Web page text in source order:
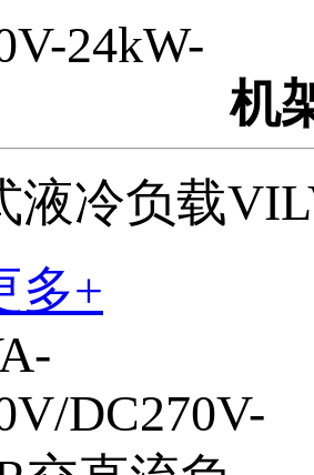
机
液冷负载
多+